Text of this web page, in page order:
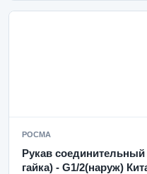
РОСМА
Рукав
гайка) - G1/2(наруж)